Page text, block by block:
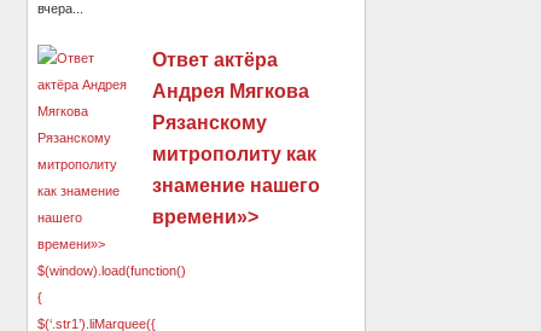
вчера...
Ответ актёра
Андрея Мягкова
Рязанскому
митрополиту как
знамение нашего
времени»>